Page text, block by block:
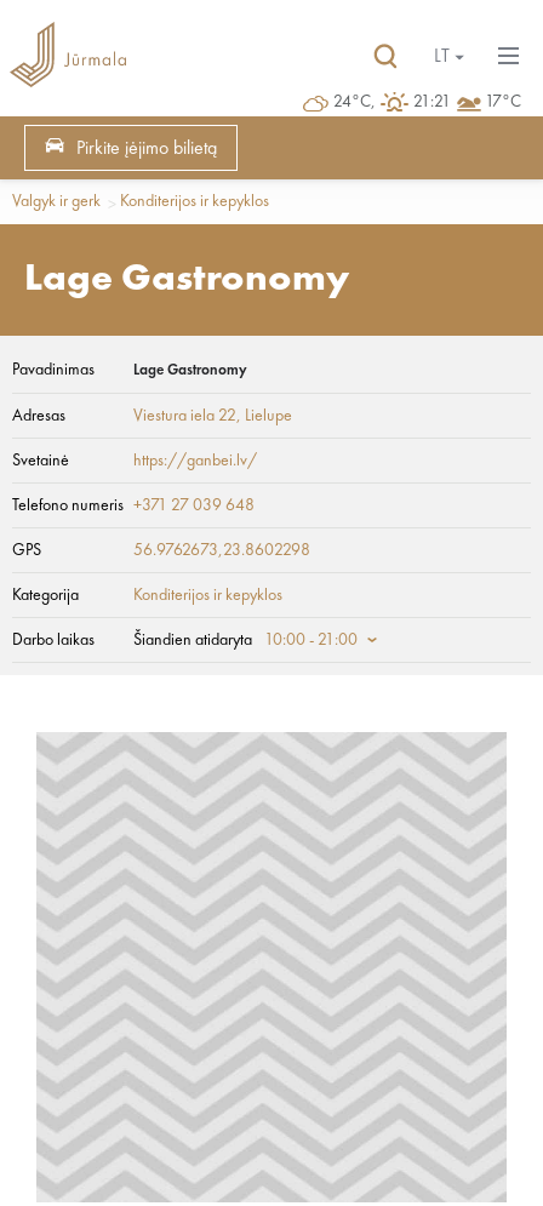
24°C, 21:21 17°C
LT
Pirkite įėjimo bilietą
Valgyk ir gerk Konditerijos ir kepyklos
Lage Gastronomy
Pavadinimas Lage Gastronomy
Adresas Viestura iela 22, Lielupe
Svetainė https://ganbei.lv/
Telefono numeris +371 27 039 648
GPS 56.9762673,23.8602298
Kategorija Konditerijos ir kepyklos
Darbo laikas Šiandien atidaryta 10:00 - 21:00